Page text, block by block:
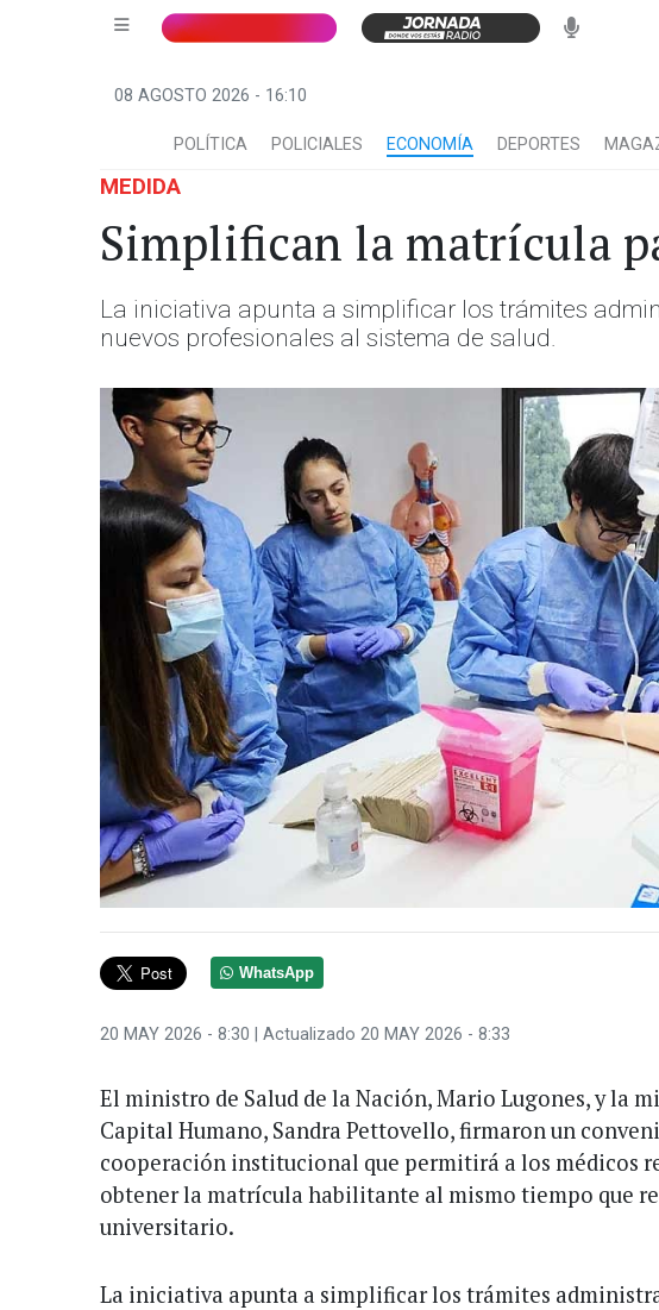
08 AGOSTO 2026 - 16:10
POLÍTICA POLICIALES ECONOMÍA DEPORTES
MEDIDA
Simplifican la matrícula
La iniciativa apunta a simplificar los trámites
nuevos profesionales al sistema de salud.
WhatsApp
20 MAY 2026 - 8:30 | Actualizado 20 MAY 2026 - 8:33
El ministro de Salud de la Nación, Mario Lugones, y la
Capital Humano, Sandra Pettovello, firmaron un
cooperación institucional que permitirá a los médicos
obtener la matrícula habilitante al mismo tiempo que
universitario.
La iniciativa apunta a simplificar los trámites